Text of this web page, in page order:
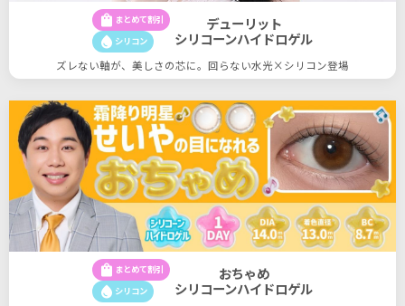
shopping_bag まとめて割引
water_drop シリコン
デューリット
シリコーンハイドロゲル
ズレない軸が、美しさの芯に。回らない水光×シリコン登場
shopping_bag まとめて割引
water_drop シリコン
おちゃめ
シリコーンハイドロゲル